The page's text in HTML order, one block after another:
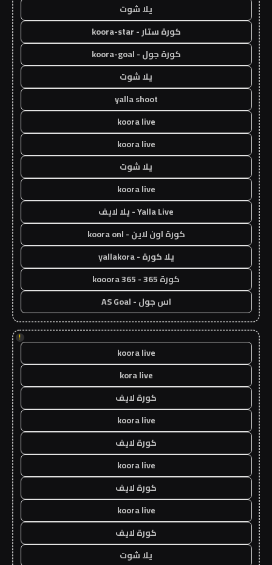
يلا شوت
كورة ستار - koora-star
كورة جول - koora-goal
يلا شوت
yalla shoot
koora live
koora live
يلا شوت
koora live
Yalla Live - يلا لايف
كورة اون لاين - koora onl
يلا كورة - yallakora
كورة 365 - kooora 365
اس جول - AS Goal
!
koora live
kora live
كورة لايف
koora live
كورة لايف
koora live
كورة لايف
koora live
كورة لايف
يلا شوت